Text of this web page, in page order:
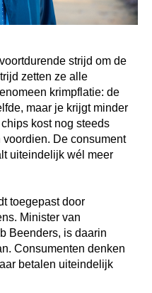
strijd om de
zetten ze alle
krimpflatie: de
maar je krijgt minder
kost nog steeds
De consument
uiteindelijk wél meer
toegepast door
Minister van
Beenders, is daarin
Consumenten denken
betalen uiteindelijk